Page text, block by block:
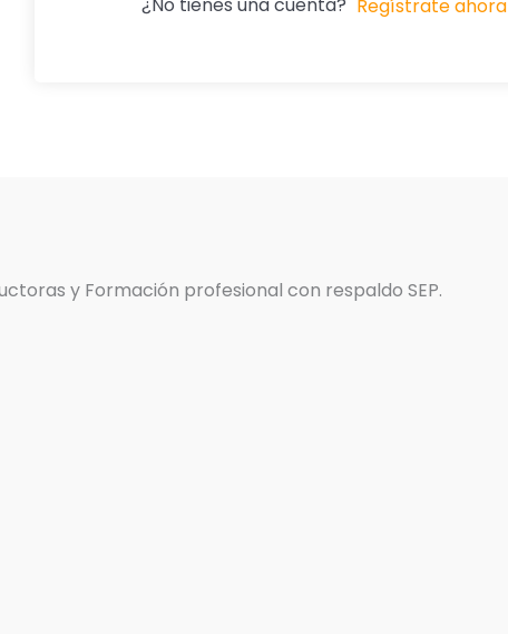
¿No tienes una cuenta? Regístrate ahora
y Formación profesional con respaldo SEP.